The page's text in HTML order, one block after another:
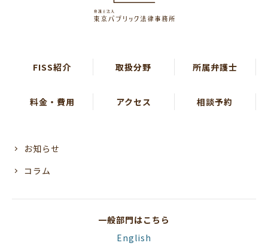
FISS紹介 取扱分野 所属弁護士
料金・費用 アクセス 相談予約
お知らせ
コラム
一般部門はこちら
English